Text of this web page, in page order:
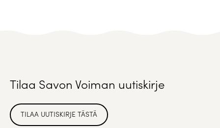
Tilaa Savon Voiman uutiskirje
TILAA UUTISKIRJE TÄSTÄ